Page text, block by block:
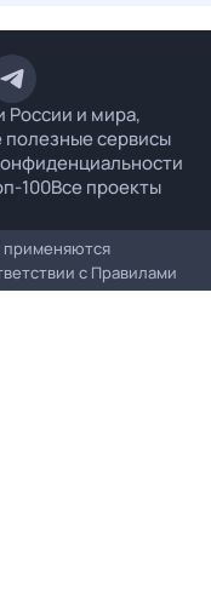
России и мира,
полезные сервисы
100Все проекты
с Правилами